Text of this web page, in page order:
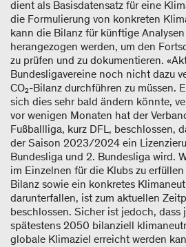
dient als Basisdatensatz für eine
die Formulierung von konkreten
kann die Bilanz für künftige
herangezogen werden, um den
zu prüfen und zu dokumentieren.
Bundesligavereine noch nicht dazu
CO₂-Bilanz durchführen zu müssen.
sich dies sehr bald ändern könnte,
vor wenigen Monaten hat der
Fußballliga, kurz DFL, beschlossen,
der Saison 2023/2024 ein
Bundesliga und 2. Bundesliga wird.
im Einzelnen für die Klubs zu
Bilanz sowie ein konkretes
darunterfallen, ist zum aktuellen
beschlossen. Sicher ist jedoch, dass
spätestens 2050 bilanziell
globale Klimaziel erreicht werden